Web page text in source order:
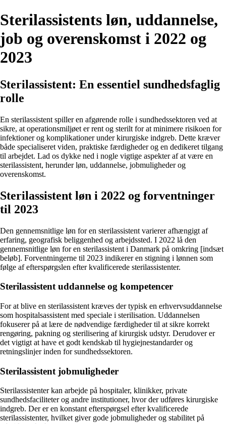
Sterilassistents løn, uddannelse,
job og overenskomst i 2022 og
2023
Sterilassistent: En essentiel sundhedsfaglig
rolle
En sterilassistent spiller en afgørende rolle i sundhedssektoren ved at
sikre, at operationsmiljøet er rent og sterilt for at minimere risikoen for
infektioner og komplikationer under kirurgiske indgreb. Dette kræver
både specialiseret viden, praktiske færdigheder og en dedikeret tilgang
til arbejdet. Lad os dykke ned i nogle vigtige aspekter af at være en
sterilassistent, herunder løn, uddannelse, jobmuligheder og
overenskomst.
Sterilassistent løn i 2022 og forventninger
til 2023
Den gennemsnitlige løn for en sterilassistent varierer afhængigt af
erfaring, geografisk beliggenhed og arbejdssted. I 2022 lå den
gennemsnitlige løn for en sterilassistent i Danmark på omkring [indsæt
beløb]. Forventningerne til 2023 indikerer en stigning i lønnen som
følge af efterspørgslen efter kvalificerede sterilassistenter.
Sterilassistent uddannelse og kompetencer
For at blive en sterilassistent kræves der typisk en erhvervsuddannelse
som hospitalsassistent med speciale i sterilisation. Uddannelsen
fokuserer på at lære de nødvendige færdigheder til at sikre korrekt
rengøring, pakning og sterilisering af kirurgisk udstyr. Derudover er
det vigtigt at have et godt kendskab til hygiejnestandarder og
retningslinjer inden for sundhedssektoren.
Sterilassistent jobmuligheder
Sterilassistenter kan arbejde på hospitaler, klinikker, private
sundhedsfaciliteter og andre institutioner, hvor der udføres kirurgiske
indgreb. Der er en konstant efterspørgsel efter kvalificerede
sterilassistenter, hvilket giver gode jobmuligheder og stabilitet på